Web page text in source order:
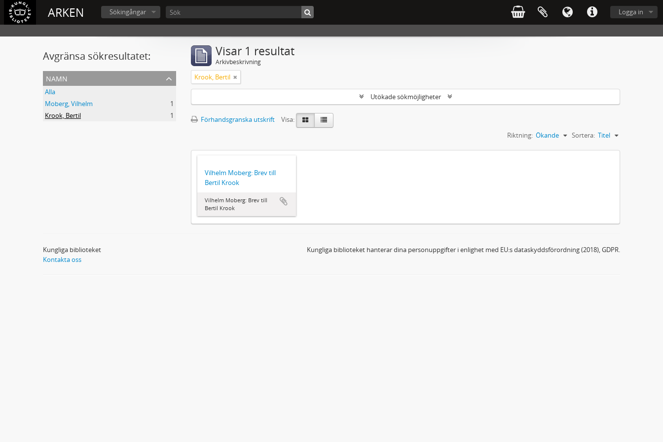
ARKEN Logga in
Sökingångar
Avgränsa sökresultatet:
namn
Alla
Moberg, Vilhelm
1
Krook, Bertil
1
Visar 1 resultat
Arkivbeskrivning
Krook, Bertil
Utökade sökmöjligheter
Förhandsgranska utskrift
Visa:
Sortera: Titel
Riktning: Ökande
Vilhelm Moberg: Brev till
Bertil Krook
Vilhelm Moberg: Brev till
Bertil Krook
Kungliga biblioteket
Kontakta oss
Kungliga biblioteket hanterar dina personuppgifter i enlighet med EU:s dataskyddsförordning (2018), GDPR.